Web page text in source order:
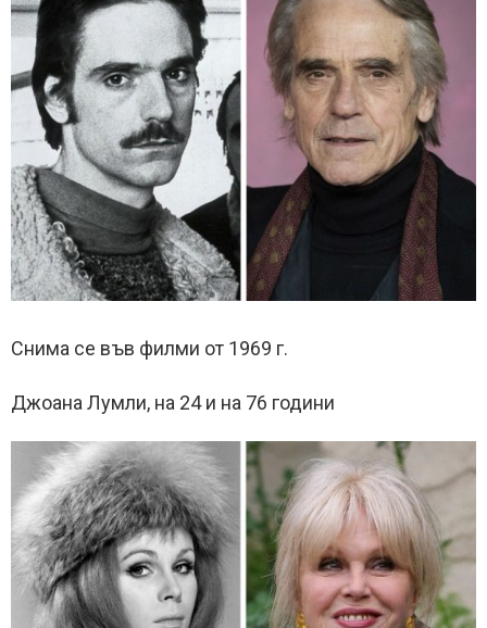
Снима се във филми от 1969 г.
Джоана Лумли, на 24 и на 76 години